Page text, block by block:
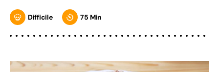
Difficile 75 Min